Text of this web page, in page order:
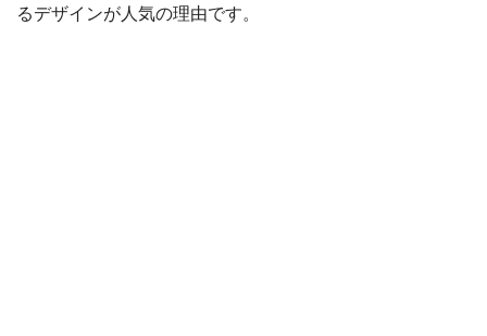
るデザインが人気の理由です。